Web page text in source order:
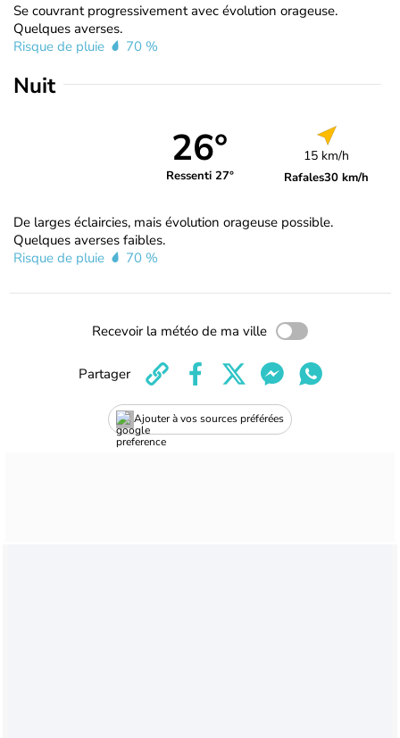
Se couvrant progressivement avec évolution orageuse.
Quelques averses.
Risque de pluie
70 %
Nuit
26°
Ressenti 27°
15 km/h
Rafales30 km/h
De larges éclaircies, mais évolution orageuse possible.
Quelques averses faibles.
Risque de pluie
70 %
Recevoir la météo de ma ville
Ajouter à vos sources préférées
Partager